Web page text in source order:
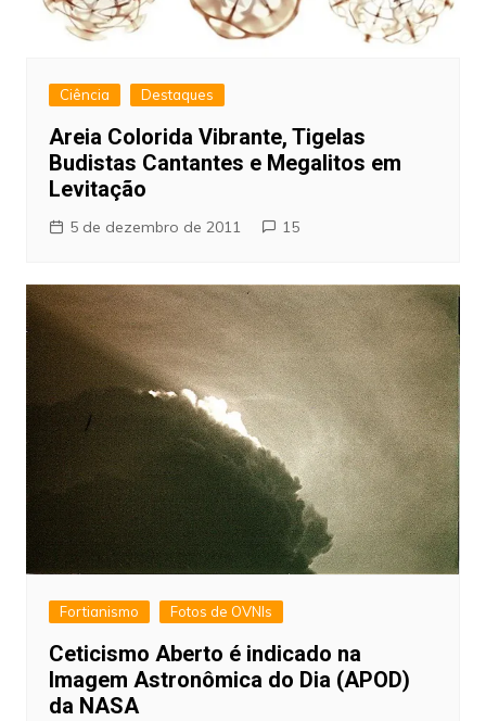
Ciência Destaques
Areia Colorida Vibrante, Tigelas
Budistas Cantantes e Megalitos em
Levitação
5 de dezembro de 2011 15
Fortianismo Fotos de OVNIs
Ceticismo Aberto é indicado na
Imagem Astronômica do Dia (APOD)
da NASA